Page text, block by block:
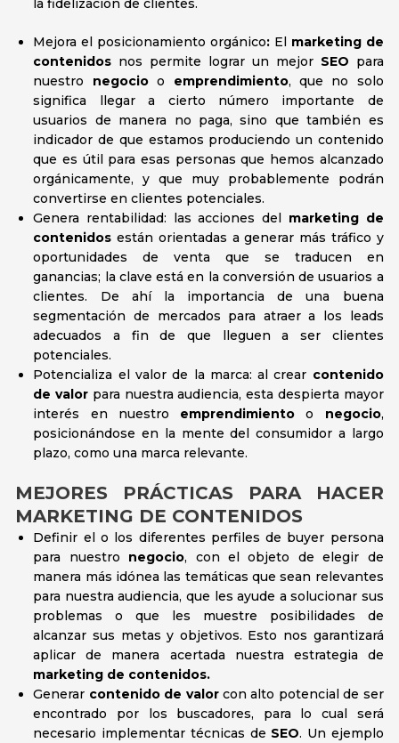
Mejora el posicionamiento orgánico: El marketing de
contenidos nos permite lograr un mejor SEO para
nuestro negocioo emprendimiento, que no solo
significa llegar a cierto número importante de
usuarios de manera no paga, sino que también es
indicador de que estamos produciendo un contenido
que es útil para esas personas que hemos alcanzado
orgánicamente, y que muy probablemente podrán
convertirse en clientes potenciales.
Genera rentabilidad: las acciones del marketing de
contenidos están orientadas a generar más tráfico y
oportunidades de venta que se traducen en
ganancias; la clave está en la conversión de usuarios a
clientes. De ahí la importancia de una buena
segmentación de mercados para atraer a los leads
adecuados a fin de que lleguen a ser clientes
potenciales.
Potencializa el valor de la marca: al crear contenido
de valor para nuestra audiencia, esta despierta mayor
interés en nuestro emprendimientoo negocio,
posicionándose en la mente del consumidor a largo
plazo, como una marca relevante.
MEJORES PRÁCTICAS PARA HACER
MARKETING DE CONTENIDOS
Definir el o los diferentes perfiles de buyer persona
para nuestro negocio, con el objeto de elegir de
manera más idónea las temáticas que sean relevantes
para nuestra audiencia, que les ayude a solucionar sus
problemas o que les muestre posibilidades de
alcanzar sus metas y objetivos. Esto nos garantizará
aplicar de manera acertada nuestra estrategia de
marketing de contenidos.
Generar contenido de valorcon alto potencial de ser
encontrado por los buscadores, para lo cual será
necesario implementar técnicas de SEO. Un ejemplo